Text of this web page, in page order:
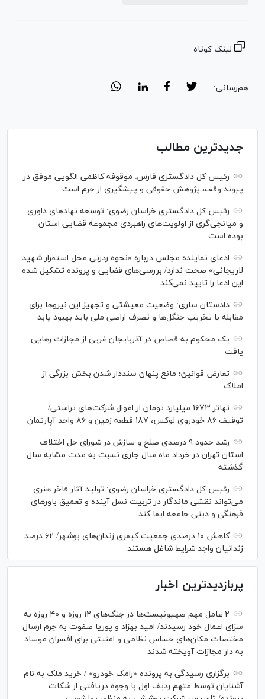
لینک کوتاه
هم‌رسانی:
جدیدترین مطالب
رئیس کل دادگستری فارس: موقوفه کاظمی الگویی موفق در
پیوند وقف، پژوهش حقوقی و پیشگیری از جرم است
رئیس کل دادگستری خراسان رضوی: توسعه نهاد‌های داوری
و میانجی‌گری از اولویت‌های راهبردی مجموعه قضایی استان
بوده است
ادعای نماینده مجلس درباره «نحوه ردزنی محل استقرار شهید
لاریجانی» صحت ندارد/ بررسی‌های قضایی و پرونده تشکیل شده
این ادعا را تایید نمی‌کند
دادستان ساری: وضعیت معیشتی و تجهیز این نیرو‌ها برای
مقابله با تخریب جنگل‌ها و تصرف اراضی ملی باید بهبود یابد
یک محکوم به قصاص در آذربایجان‌ غربی از مجازات رهایی
یافت
تعارض قوانین؛ مانع پنهان سنددار شدن بخش بزرگی از
املاک
تهاتر ۱۶۷۳ میلیارد تومان از اموال شرکت‌های تراستی/
توقیف ۸۶ خودروی لوکس، ۱۸۷ قطعه زمین و ۸۶ واحد آپارتمان
رشد حدود ۹ درصدی صلح و سازش در شورای حل اختلاف
استان تهران در خرداد ماه سال جاری نسبت به مدت مشابه سال
گذشته
رئیس کل دادگستری خراسان رضوی: تولید آثار فاخر هنری
می‌تواند نقشی ماندگار در تربیت نسل آینده و تعمیق باور‌های
فرهنگی و دینی جامعه ایفا کند
کاهش ۱۰ درصدی جمعیت کیفری زندان‌های بوشهر/ ۶۲ درصد
زندانیان واجد شرایط شاغل هستند
پربازدیدترین اخبار
۲ عامل مهم صهیونیست‌ها در جنگ‌های ۱۲ روزه و ۴۰ روزه به
سزای اعمال خود رسیدند/ امید بهزاد و پوریا صفوت به جرم ارسال
مختصات مکان‌های حساس نظامی و امنیتی برای افسران موساد
به دار مجازات آویخته شدند
برگزاری رسیدگی به پرونده «رامک خودرو» / خرید ملک به نام
آشنایان توسط متهم ردیف اول با وجوه دریافتی از شکات